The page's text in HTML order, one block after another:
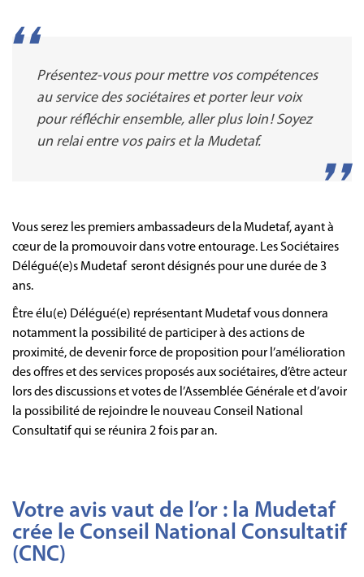
Présentez-vous pour mettre vos compétences
au service des sociétaires et porter leur voix
pour réfléchir ensemble, aller plus loin ! Soyez
un relai entre vos pairs et la Mudetaf.
Vous serez les premiers ambassadeurs de la Mudetaf, ayant à
cœur de la promouvoir dans votre entourage. Les Sociétaires
Délégué(e)s Mudetaf seront désignés pour une durée de 3
ans.
Être élu(e) Délégué(e) représentant Mudetaf vous donnera
notamment la possibilité de participer à des actions de
proximité, de devenir force de proposition pour l’amélioration
des offres et des services proposés aux sociétaires, d’être acteur
lors des discussions et votes de l’Assemblée Générale et d’avoir
la possibilité de rejoindre le nouveau Conseil National
Consultatif qui se réunira 2 fois par an.
Votre avis vaut de l’or : la Mudetaf
crée le Conseil National Consultatif
(CNC)